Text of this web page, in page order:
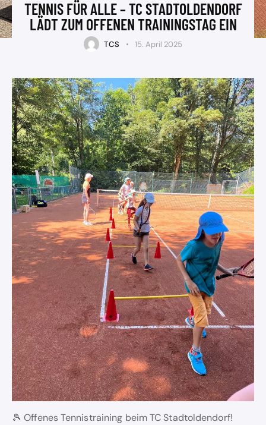
TENNIS FÜR ALLE – TC STADTOLDENDORF
LÄDT ZUM OFFENEN TRAININGSTAG EIN
TCS 15. April 2025
🎾 Offenes Tennistraining beim TC Stadtoldendorf!